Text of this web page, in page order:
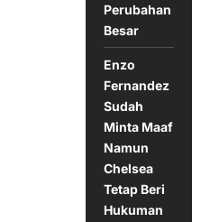
Perubahan
Besar
Enzo
Fernandez
Sudah
Minta Maaf
Namun
Chelsea
Tetap Beri
Hukuman